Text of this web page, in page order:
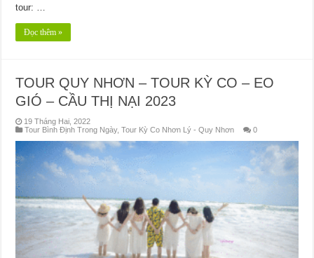
tour: …
Đọc thêm »
TOUR QUY NHƠN – TOUR KỲ CO – EO
GIÓ – CẦU THỊ NẠI 2023
19 Tháng Hai, 2022
Tour Bình Định Trong Ngày,Tour Kỳ Co Nhơn Lý - Quy Nhơn 0